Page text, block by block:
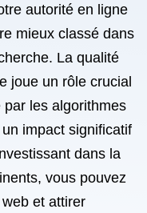
autorité en ligne
mieux classé dans
La qualité
joue un rôle crucial
les algorithmes
impact significatif
dans la
vous pouvez
et attirer